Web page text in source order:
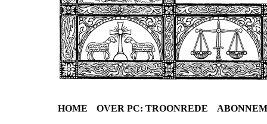
HOME OVER PC: TROONREDE